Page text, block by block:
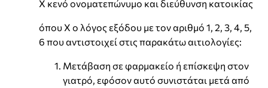
X κενό ονοματεπώνυμο και διεύθυνση κατοικίας
όπου Χ ο λόγος εξόδου με τον αριθμό 1, 2, 3, 4, 5,
6 που αντιστοιχεί στις παρακάτω αιτιολογίες:
Μετάβαση σε φαρμακείο ή επίσκεψη στον
γιατρό, εφόσον αυτό συνιστάται μετά από